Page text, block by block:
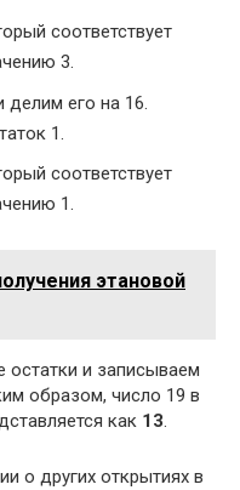
соответствует
3.
делим его на 16.
1.
соответствует
1.
этановой
и записываем
образом, число 19 в
как 13.
о других открытиях в